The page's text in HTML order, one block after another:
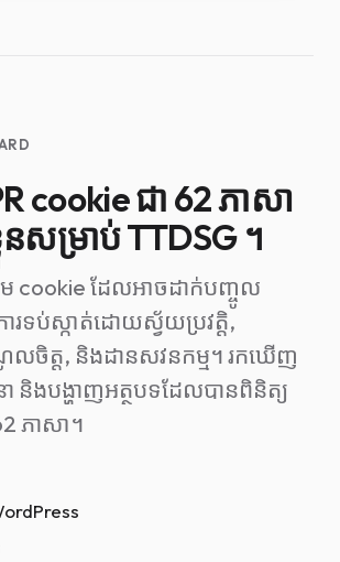
cookie ជា 62 ភាសា
សម្រាប់ TTDSG ។
cookie ដែលអាចដាក់បញ្ចូល
រទប់ស្កាត់ដោយស្វ័យប្រវត្តិ,
ត្ត, និងដានសវនកម្ម។ រកឃើញ
និងបង្ហាញអត្ថបទដែលបានពិនិត្យ
ភាសា។